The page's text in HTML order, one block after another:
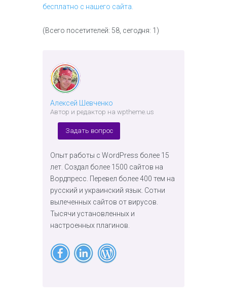
бесплатно с нашего сайта.
(Всего посетителей: 58, сегодня: 1)
Алексей Шевченко
Автор и редактор на wptheme.us
Задать вопрос
Опыт работы с WordPress более 15
лет. Создал более 1500 сайтов на
Вордпресс. Перевел более 400 тем на
русский и украинский язык. Сотни
вылеченных сайтов от вирусов.
Тысячи установленных и
настроенных плагинов.